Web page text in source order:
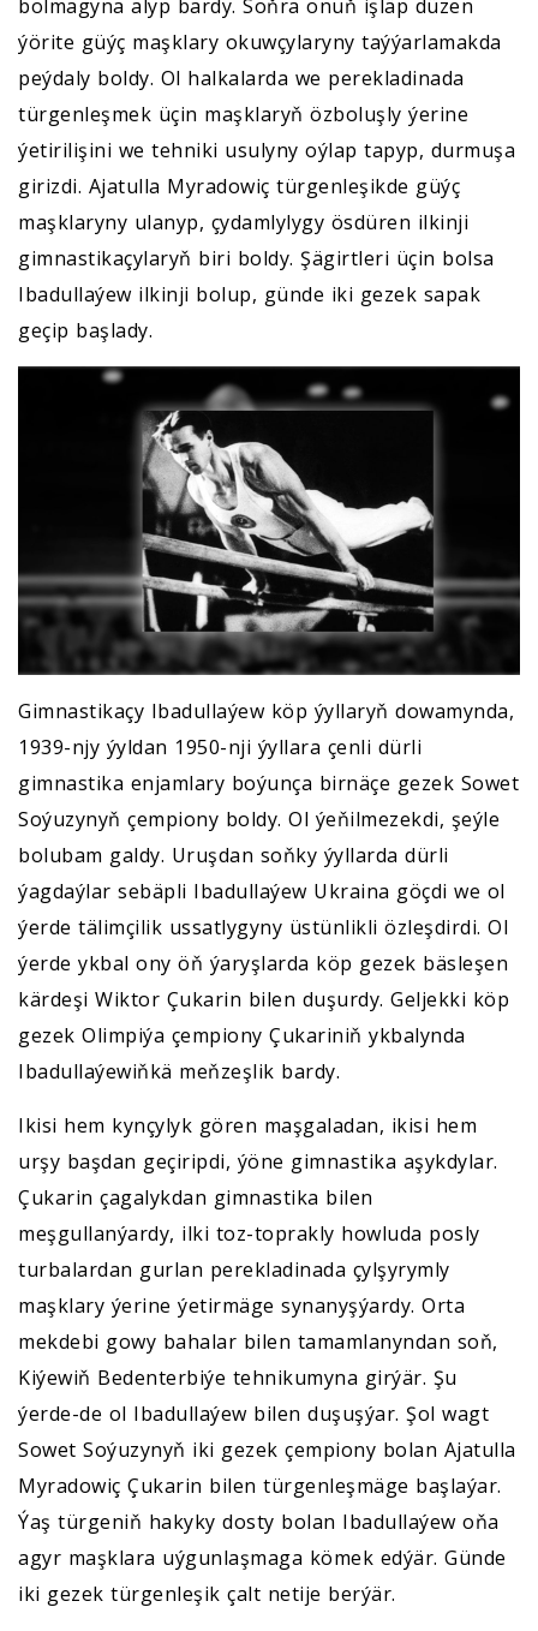
bolmagyna alyp bardy. Soňra onuň işläp düzen
ýörite güýç maşklary okuwçylaryny taýýarlamakda
peýdaly boldy. Ol halkalarda we perekladinada
türgenleşmek üçin maşklaryň özboluşly ýerine
ýetirilişini we tehniki usulyny oýlap tapyp, durmuşa
girizdi. Ajatulla Myradowiç türgenleşikde güýç
maşklaryny ulanyp, çydamlylygy ösdüren ilkinji
gimnastikaçylaryň biri boldy. Şägirtleri üçin bolsa
Ibadullaýew ilkinji bolup, günde iki gezek sapak
geçip başlady.
Gimnastikaçy Ibadullaýew köp ýyllaryň dowamynda,
1939-njy ýyldan 1950-nji ýyllara çenli dürli
gimnastika enjamlary boýunça birnäçe gezek Sowet
Soýuzynyň çempiony boldy. Ol ýeňilmezekdi, şeýle
bolubam galdy. Uruşdan soňky ýyllarda dürli
ýagdaýlar sebäpli Ibadullaýew Ukraina göçdi we ol
ýerde tälimçilik ussatlygyny üstünlikli özleşdirdi. Ol
ýerde ykbal ony öň ýaryşlarda köp gezek bäsleşen
kärdeşi Wiktor Çukarin bilen duşurdy. Geljekki köp
gezek Olimpiýa çempiony Çukariniň ykbalynda
Ibadullaýewiňkä meňzeşlik bardy.
Ikisi hem kynçylyk gören maşgaladan, ikisi hem
urşy başdan geçiripdi, ýöne gimnastika aşykdylar.
Çukarin çagalykdan gimnastika bilen
meşgullanýardy, ilki toz-toprakly howluda posly
turbalardan gurlan perekladinada çylşyrymly
maşklary ýerine ýetirmäge synanyşýardy. Orta
mekdebi gowy bahalar bilen tamamlanyndan soň,
Kiýewiň Bedenterbiýe tehnikumyna girýär. Şu
ýerde-de ol Ibadullaýew bilen duşuşýar. Şol wagt
Sowet Soýuzynyň iki gezek çempiony bolan Ajatulla
Myradowiç Çukarin bilen türgenleşmäge başlaýar.
Ýaş türgeniň hakyky dosty bolan Ibadullaýew oňa
agyr maşklara uýgunlaşmaga kömek edýär. Günde
iki gezek türgenleşik çalt netije berýär.